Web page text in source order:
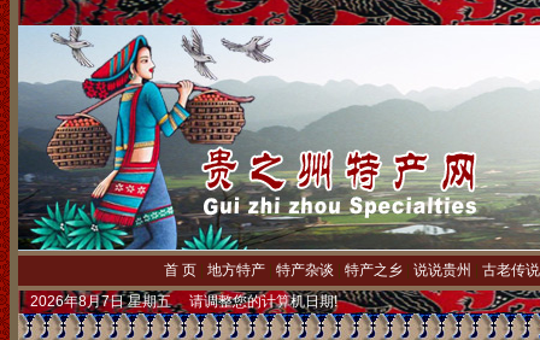
首 页 地方特产 特产杂谈 特产之乡 说说贵州
古老传说
2026年8月7日 星期五 请调整您的计算机日期!